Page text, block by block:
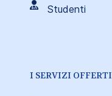
Studenti
I SERVIZI OFFERTI